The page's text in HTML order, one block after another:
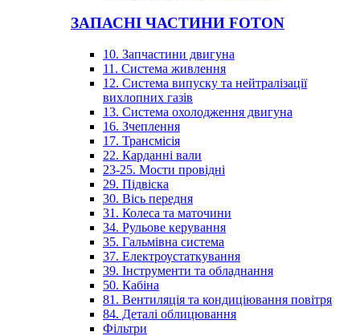
ЗАПАСНІ ЧАСТИНИ FOTON
10. Запчастини двигуна
11. Система живлення
12. Система випуску та нейтралізації
вихлопних газів
13. Система охолодження двигуна
16. Зчеплення
17. Трансмісія
22. Карданні вали
23-25. Мости провідні
29. Підвіска
30. Вісь передня
31. Колеса та маточини
34. Рульове керування
35. Гальмівна система
37. Електроустаткування
39. Інструменти та обладнання
50. Кабіна
81. Вентиляція та кондиціювання повітря
84. Деталі облицювання
Фільтри